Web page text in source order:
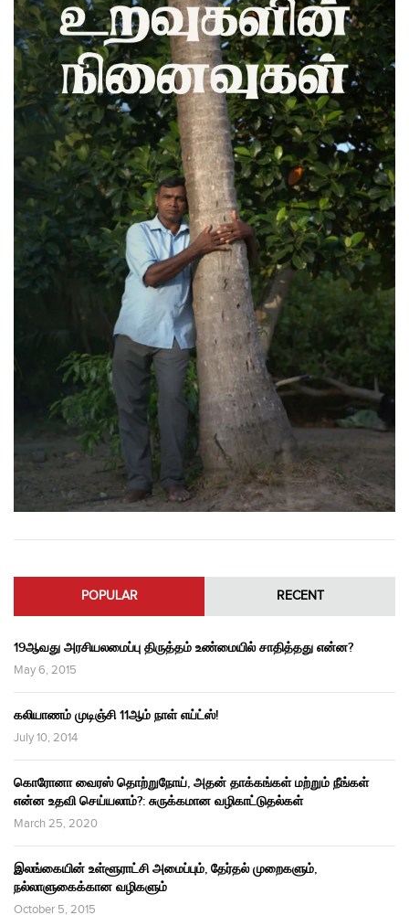
POPULAR RECENT
19ஆவது அரசியலமைப்பு திருத்தம் உண்மையில் சாதித்தது என்ன?
May 6, 2015
கலியாணம் முடிஞ்சி 11ஆம் நாள் எய்ட்ஸ்!
July 10, 2014
கொரோனா வைரஸ் தொற்றுநோய், அதன் தாக்கங்கள் மற்றும் நீங்கள்
என்ன உதவி செய்யலாம்?: சுருக்கமான வழிகாட்டுதல்கள்
March 25, 2020
இலங்கையின் உள்ளூராட்சி அமைப்பும், தேர்தல் முறைகளும்,
நல்லாளுகைக்கான வழிகளும்
October 5, 2015